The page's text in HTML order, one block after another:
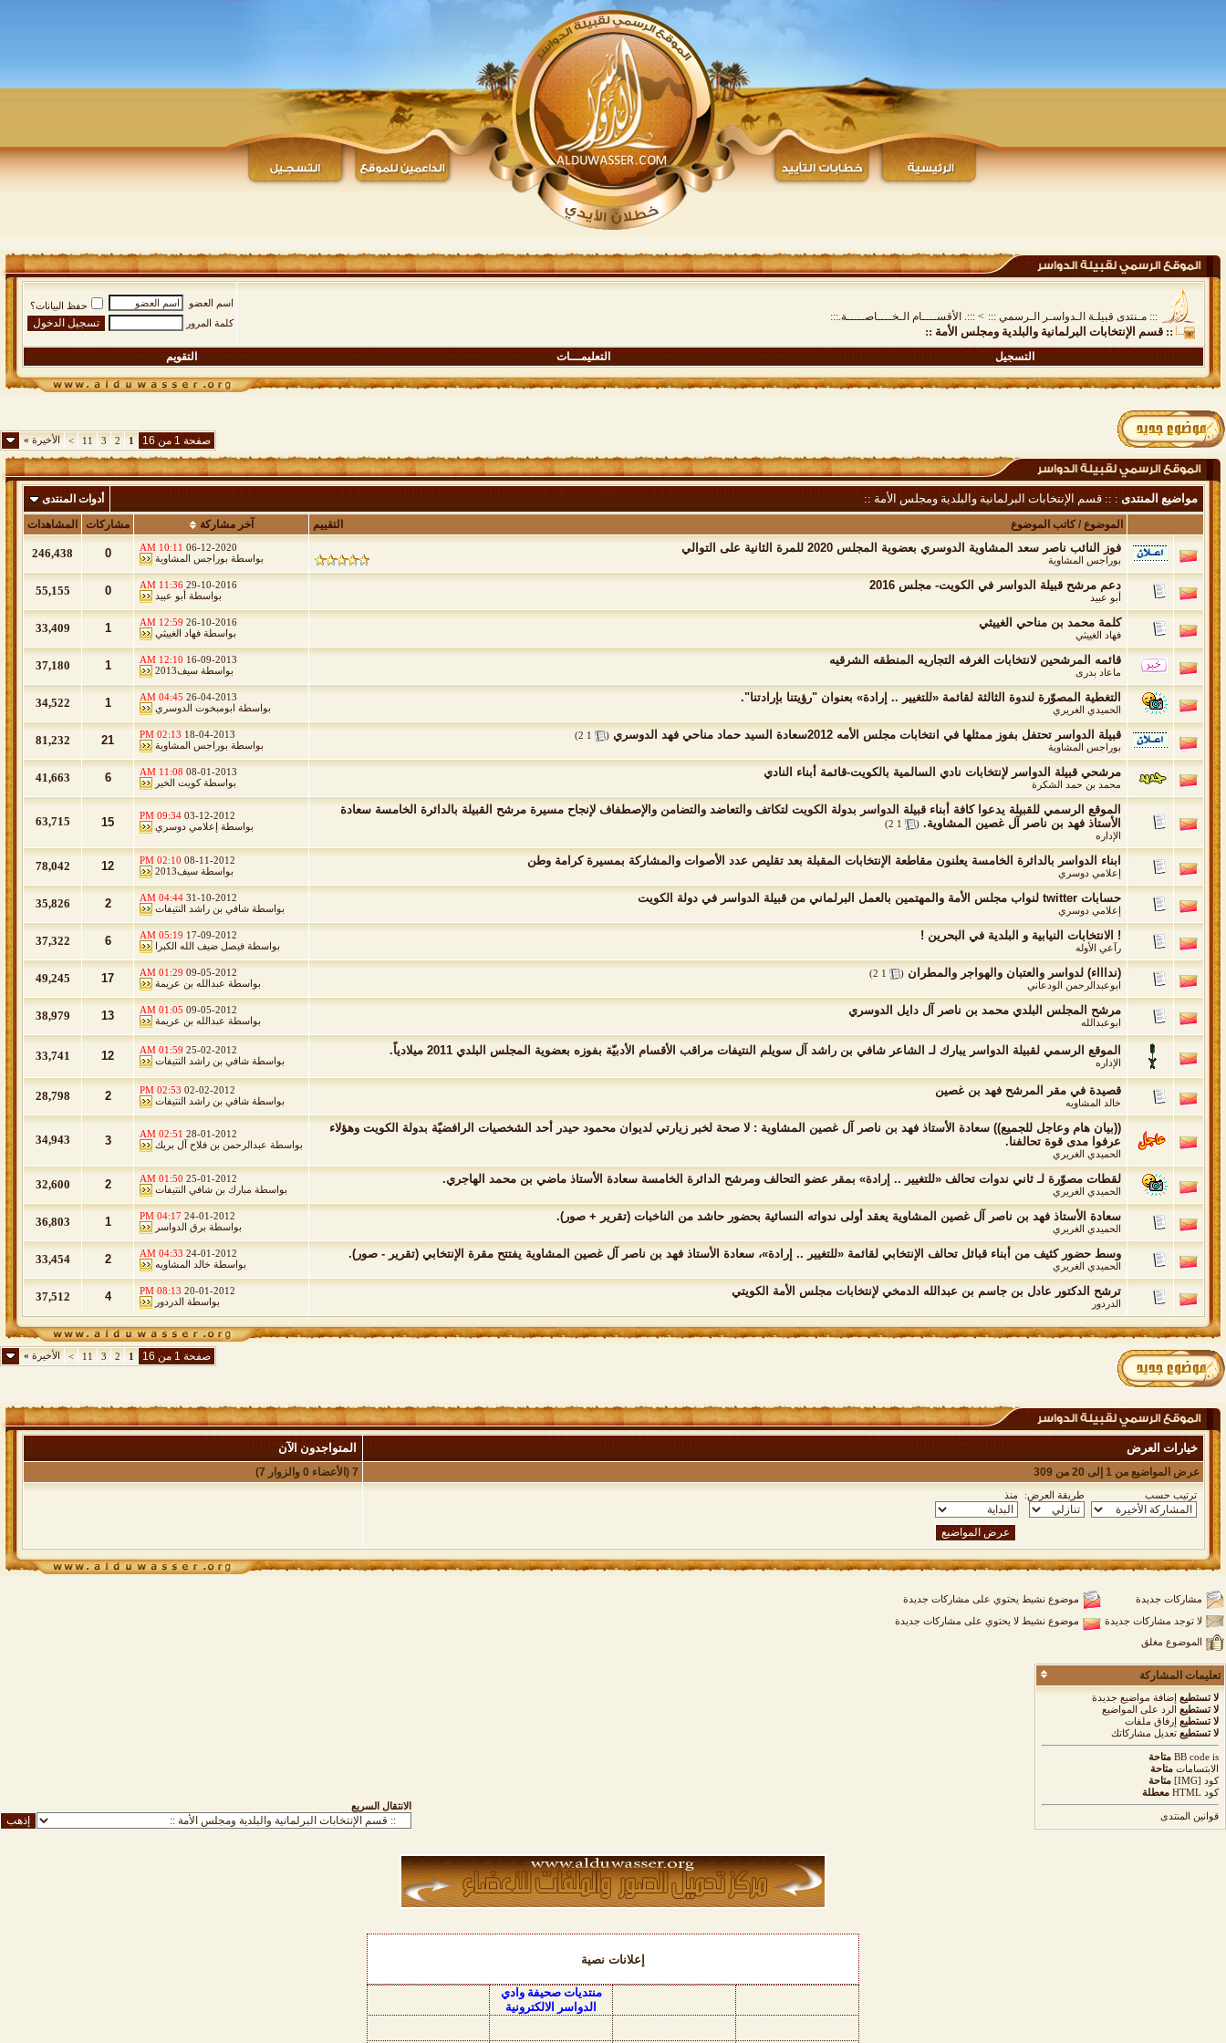
::: مـنتدى قبيلـة الـدواسـر الـرسمي ::: > :::. الأقســــام الـخــــاصـــــة.:::
:: قسم الإنتخابات البرلمانية والبلدية ومجلس الأمة ::
اسم العضو
حفظ البيانات؟
كلمة المرور
التسجيل التعليمـــات التقويم
صفحة 1 من 16 1
2
3
11
> الأخيرة»
مواضيع المنتدى : :: قسم الإنتخابات البرلمانية والبلدية ومجلس الأمة ::
أدوات المنتدى
التقييم
الموضوع /كاتب الموضوع آخر مشاركة مشاركات المشاهدات
فوز النائب ناصر سعد المشاوية الدوسري بعضوية المجلس 2020 للمرة الثانية على التوالي
بوراجس المشاوية
06-12-2020
10:11 AM
بواسطة بوراجس المشاوية 0
246,438
دعم مرشح قبيلة الدواسر في الكويت- مجلس 2016
أبو عبيد
29-10-2016
11:36 AM
بواسطة أبو عبيد 0
55,155
كلمة محمد بن مناحي الغييثي
فهاد الغييثي
26-10-2016
12:59 AM
بواسطة فهاد الغييثي 1
33,409
قائمه المرشحين لانتخابات الغرفه التجاريه المنطقه الشرقيه
ماعاد بدرى
16-09-2013
12:10 AM
بواسطة سيف2013 1
37,180
التغطية المصوّرة لندوة الثالثة لقائمة «للتغيير .. إرادة» بعنوان "رؤيتنا بإرادتنا".
الحميدي الغريري
26-04-2013
04:45 AM
بواسطة ابومبخوت الدوسري 1
34,522
قبيلة الدواسر تحتفل بفوز ممثلها في انتخابات مجلس الأمه 2012سعادة السيد حماد مناحي فهد الدوسري (
1
2
)
بوراجس المشاوية
18-04-2013
02:13 PM
بواسطة بوراجس المشاوية 21
81,232
مرشحي قبيلة الدواسر لإنتخابات نادي السالمية بالكويت-قائمة أبناء النادي
محمد بن حمد الشكرة
08-01-2013
11:08 AM
بواسطةكويت الخير 6
41,663
الموقع الرسمي للقبيلة يدعوا كافة أبناء قبيلة الدواسر بدولة الكويت لتكاتف والتعاضد والتضامن والإصطفاف لإنجاح مسيرة مرشح القبيلة بالدائرة الخامسة سعادة
الأستاذ فهد بن ناصر آل غصين المشاوية. (
1
2
)
الإداره
03-12-2012
09:34 PM
بواسطة إعلامي دوسري 15
63,715
ابناء الدواسر بالدائرة الخامسة يعلنون مقاطعة الإنتخابات المقبلة بعد تقليص عدد الأصوات والمشاركة بمسيرة كرامة وطن
إعلامي دوسري
08-11-2012
02:10 PM
بواسطة سيف2013 12
78,042
حسابات twitter لنواب مجلس الأمة والمهتمين بالعمل البرلماني من قبيلة الدواسر في دولة الكويت
إعلامي دوسري
31-10-2012
04:44 AM
بواسطة شافي بن راشد النتيفات 2
35,826
! الانتخابات النيابية و البلدية في البحرين !
رآعي الأوله
17-09-2012
05:19 AM
بواسطة فيصل ضيف الله الكبرا 6
37,322
(نداااء) لدواسر والعتبان والهواجر والمطران (
1
2
)
ابوعبدالرحمن الودعاني
09-05-2012
01:29 AM
بواسطة عبدالله بن عريمة 17
49,245
مرشح المجلس البلدي محمد بن ناصر آل دايل الدوسري
ابوعبدالله
09-05-2012
01:05 AM
بواسطة عبدالله بن عريمة 13
38,979
الموقع الرسمي لقبيلة الدواسر يبارك لـ الشاعر شافي بن راشد آل سويلم النتيفات مراقب الأقسام الأدبيّة بفوزه بعضوية المجلس البلدي 2011 ميلادياً.
الإداره
25-02-2012
01:59 AM
بواسطة شافي بن راشد النتيفات 12
33,741
قصيدة في مقر المرشح فهد بن غصين
خالد المشاويه
02-02-2012
02:53 PM
بواسطة شافي بن راشد النتيفات 2
28,798
((بيان هام وعاجل للجميع)) سعادة الأستاذ فهد بن ناصر آل غصين المشاوية : لا صحة لخبر زيارتي لديوان محمود حيدر أحد الشخصيات الرافضيّة بدولة الكويت وهؤلاء
عرفوا مدى قوة تحالفنا.
الحميدي الغريري
28-01-2012
02:51 AM
بواسطة عبدالرحمن بن فلاح آل بريك 3
34,943
لقطات مصوّرة لـ ثاني ندوات تحالف «للتغيير .. إرادة» بمقر عضو التحالف ومرشح الدائرة الخامسة سعادة الأستاذ ماضي بن محمد الهاجري.
الحميدي الغريري
25-01-2012
01:50 AM
بواسطة مبارك بن شافي النتيفات 2
32,600
سعادة الأستاذ فهد بن ناصر آل غصين المشاوية يعقد أولى ندواته النسائية بحضور حاشد من الناخبات (تقرير + صور).
الحميدي الغريري
24-01-2012
04:17 PM
بواسطة برق الدواسر 1
36,803
وسط حضور كثيف من أبناء قبائل تحالف الإنتخابي لقائمة «للتغيير .. إرادة»، سعادة الأستاذ فهد بن ناصر آل غصين المشاوية يفتتح مقرة الإنتخابي (تقرير - صور).
الحميدي الغريري
24-01-2012
04:33 AM
بواسطة خالد المشاويه 2
33,454
ترشح الدكتور عادل بن جاسم بن عبدالله الدمخي لإنتخابات مجلس الأمة الكويتي
الدردور
20-01-2012
08:13 PM
بواسطة الدردور 4
37,512
صفحة 1 من 16 1
2
3
11
> الأخيرة»
خيارات العرض المتواجدون الآن
عرض المواضيع من 1 إلى 20 من 309 7 (الأعضاء 0 والزوار 7)
ترتيب حسب طريقة العرض: منذ
مشاركات جديدة
موضوع نشيط يحتوي على مشاركات جديدة
لا توجد مشاركات جديدة
موضوع نشيط لا يحتوي على مشاركات جديدة
الموضوع مغلق
تعليمات المشاركة
لا تستطيع إضافة مواضيع جديدة
لا تستطيع الرد على المواضيع
لا تستطيع إرفاق ملفات
لا تستطيع تعديل مشاركاتك
BB code is
متاحة
الابتسامات متاحة
كود [IMG]
متاحة
كود HTML
معطلة
قوانين المنتدى
الانتقال السريع
إعلانات نصية
منتديات صحيفة وادي
الدواسر الالكترونية